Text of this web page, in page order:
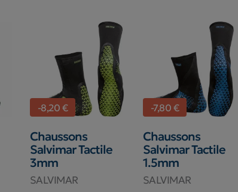
-8,20 €
Chaussons
Salvimar Tactile
3mm
SALVIMAR
-7,80 €
Chaussons
Salvimar Tactile
1.5mm
SALVIMAR